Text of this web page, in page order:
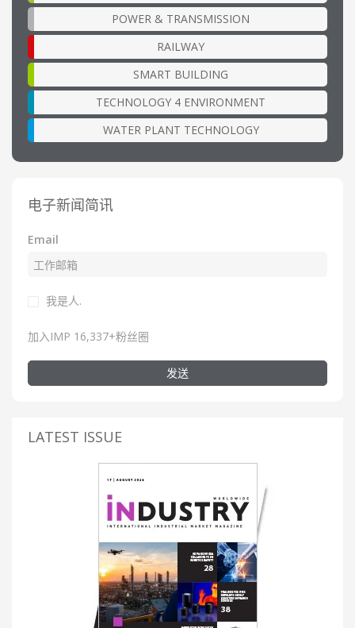
POWER & TRANSMISSION
RAILWAY
SMART BUILDING
TECHNOLOGY 4 ENVIRONMENT
WATER PLANT TECHNOLOGY
电子新闻简讯
Email
我是人.
加入IMP 16,337+粉丝圈
发送
LATEST ISSUE